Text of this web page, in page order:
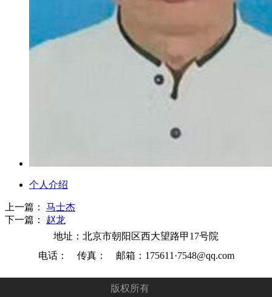
个人介绍
上一篇： 马士杰
下一篇： 赵龙
地址：北京市朝阳区西大望路甲17号院
电话： 传真： 邮箱：175611·7548@qq.com
版权所有